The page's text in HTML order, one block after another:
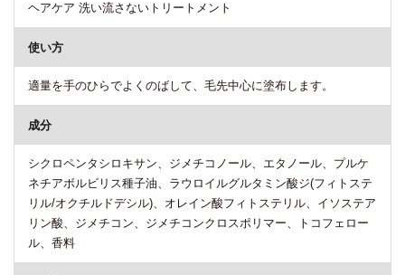
ヘアケア 洗い流さないトリートメント
使い方
適量を手のひらでよくのばして、毛先中心に塗布します。
成分
シクロペンタシロキサン、ジメチコノール、エタノール、プルケ
ネチアボルビリス種子油、ラウロイルグルタミン酸ジ(フィトステ
リル/オクチルドデシル)、オレイン酸フィトステリル、イソステア
リン酸、ジメチコン、ジメチコンクロスポリマー、トコフェロー
ル、香料